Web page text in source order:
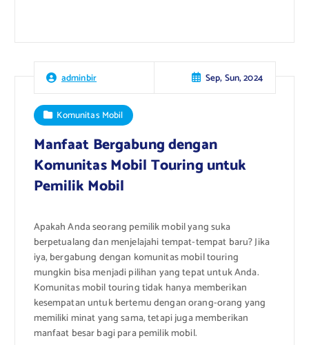
adminbir Sep, Sun, 2024
Komunitas Mobil
Manfaat Bergabung dengan
Komunitas Mobil Touring untuk
Pemilik Mobil
Apakah Anda seorang pemilik mobil yang suka
berpetualang dan menjelajahi tempat-tempat baru? Jika
iya, bergabung dengan komunitas mobil touring
mungkin bisa menjadi pilihan yang tepat untuk Anda.
Komunitas mobil touring tidak hanya memberikan
kesempatan untuk bertemu dengan orang-orang yang
memiliki minat yang sama, tetapi juga memberikan
manfaat besar bagi para pemilik mobil.